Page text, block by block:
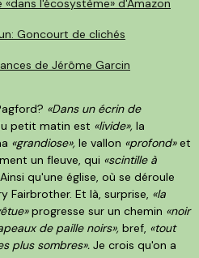
Goncourt de clichés
de Jérôme Garcin
«Dans un écrin de
petit matin est «livide», la
«grandiose», le vallon «profond»et
un fleuve, qui «scintille à
Ainsi qu'une église, où se déroule
Fairbrother. Et là, surprise, «la
progresse sur un chemin «noir
de paille noirs», bref, «tout
plus sombres». Je crois qu'on a